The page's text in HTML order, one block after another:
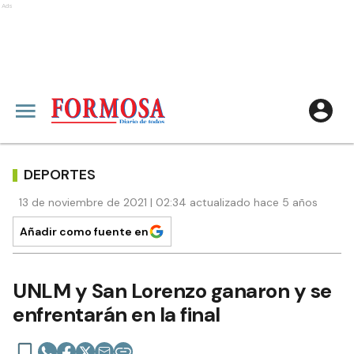
Ads
DEPORTES
13 de noviembre de 2021 | 02:34 actualizado hace 5 años
Añadir como fuente en
UNLM y San Lorenzo ganaron y se
enfrentarán en la final